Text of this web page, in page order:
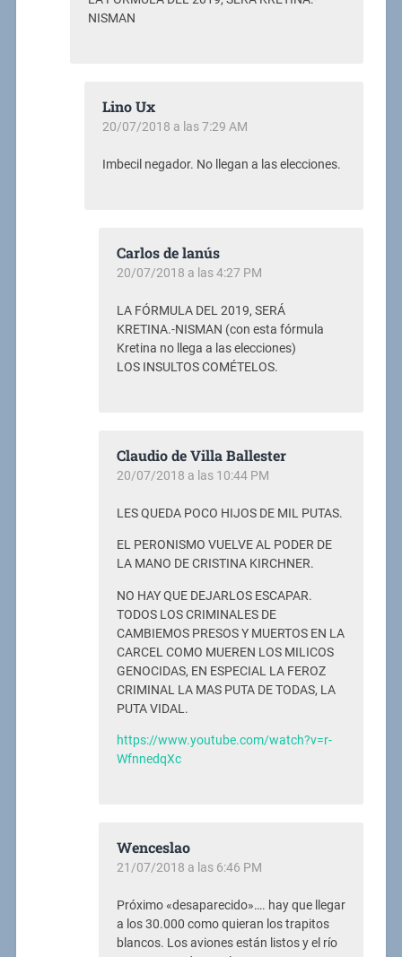
NISMAN
Lino Ux
20/07/2018 a las 7:29 AM
Imbecil negador. No llegan a las elecciones.
Carlos de lanús
20/07/2018 a las 4:27 PM
LA FÓRMULA DEL 2019, SERÁ
KRETINA.-NISMAN (con esta fórmula
Kretina no llega a las elecciones)
LOS INSULTOS COMÉTELOS.
Claudio de Villa Ballester
20/07/2018 a las 10:44 PM
LES QUEDA POCO HIJOS DE MIL PUTAS.
EL PERONISMO VUELVE AL PODER DE
LA MANO DE CRISTINA KIRCHNER.
NO HAY QUE DEJARLOS ESCAPAR.
TODOS LOS CRIMINALES DE
CAMBIEMOS PRESOS Y MUERTOS EN LA
CARCEL COMO MUEREN LOS MILICOS
GENOCIDAS, EN ESPECIAL LA FEROZ
CRIMINAL LA MAS PUTA DE TODAS, LA
PUTA VIDAL.
https://www.youtube.com/watch?v=r-
WfnnedqXc
Wenceslao
21/07/2018 a las 6:46 PM
Próximo «desaparecido»…. hay que llegar
a los 30.000 como quieran los trapitos
blancos. Los aviones están listos y el río